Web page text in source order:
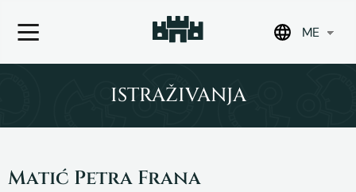
ME
ISTRAŽIVANJA
Matić Petra Frana